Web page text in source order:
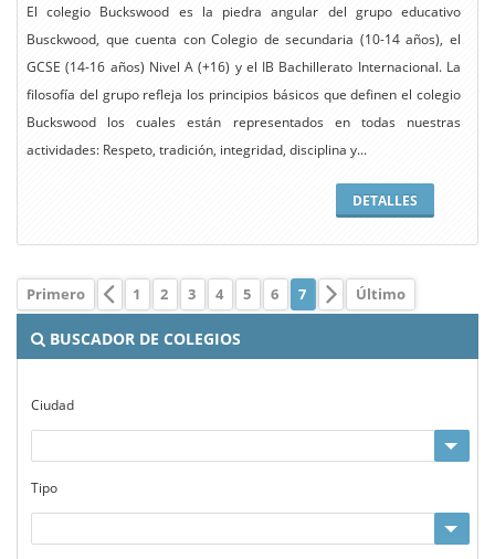
El colegio Buckswood es la piedra angular del grupo educativo
Busckwood, que cuenta con Colegio de secundaria (10-14 años), el
GCSE (14-16 años) Nivel A (+16) y el IB Bachillerato Internacional. La
filosofía del grupo refleja los principios básicos que definen el colegio
Buckswood los cuales están representados en todas nuestras
actividades: Respeto, tradición, integridad, disciplina y...
DETALLES
Primero 1 2 3 4 5 6 7 Último
BUSCADOR DE COLEGIOS
Ciudad
Tipo